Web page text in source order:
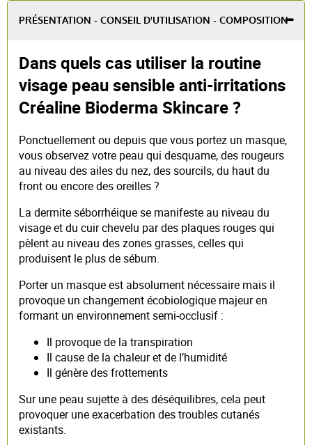
PRÉSENTATION - CONSEIL D'UTILISATION - COMPOSITION
Dans quels cas utiliser la routine
visage peau sensible anti-irritations
Créaline Bioderma Skincare ?
Ponctuellement ou depuis que vous portez un masque,
vous observez votre peau qui desquame, des rougeurs
au niveau des ailes du nez, des sourcils, du haut du
front ou encore des oreilles ?
La dermite séborrhéique se manifeste au niveau du
visage et du cuir chevelu par des plaques rouges qui
pèlent au niveau des zones grasses, celles qui
produisent le plus de sébum.
Porter un masque est absolument nécessaire mais il
provoque un changement écobiologique majeur en
formant un environnement semi-occlusif :
Il provoque de la transpiration
Il cause de la chaleur et de l’humidité
Il génère des frottements
Sur une peau sujette à des déséquilibres, cela peut
provoquer une exacerbation des troubles cutanés
existants.